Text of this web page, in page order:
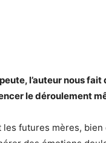
l’auteur nous
le déroulement
futures mères,